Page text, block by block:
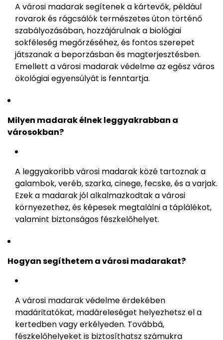
A városi madarak segítenek a kártevők, például
rovarok és rágcsálók természetes úton történő
szabályozásában, hozzájárulnak a biológiai
sokféleség megőrzéséhez, és fontos szerepet
játszanak a beporzásban és magterjesztésben.
Emellett a városi madarak védelme az egész város
ökológiai egyensúlyát is fenntartja.
Milyen madarak élnek leggyakrabban a
városokban?
A leggyakoribb városi madarak közé tartoznak a
galambok, veréb, szarka, cinege, fecske, és a varjak.
Ezek a madarak jól alkalmazkodtak a városi
környezethez, és képesek megtalálni a táplálékot,
valamint biztonságos fészkelőhelyet.
Hogyan segíthetem a városi madarakat?
A városi madarak védelme érdekében
madáritatókat, madáreleséget helyezhetsz el a
kertedben vagy erkélyeden. Továbbá,
fészkelőhelyeket is biztosíthatsz számukra